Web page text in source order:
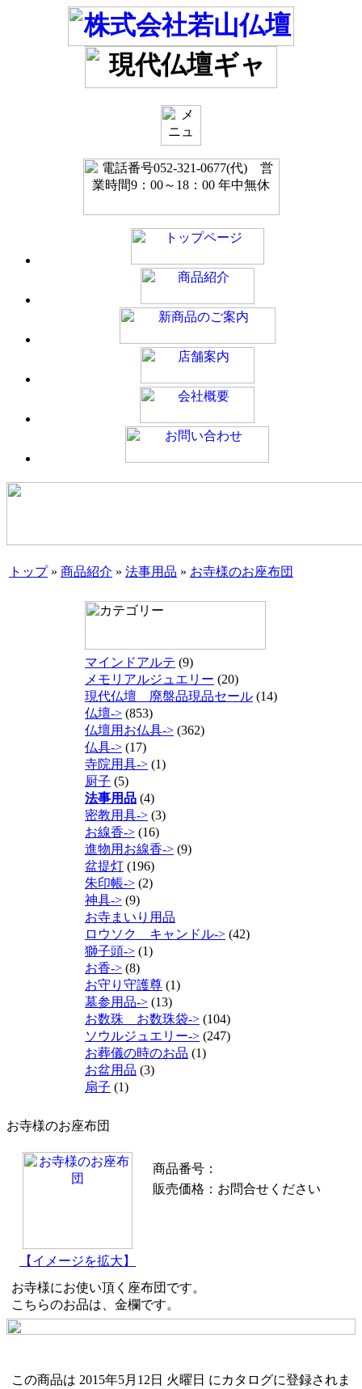
トップ» 商品紹介 » 法事用品 » お寺様のお座布団
マインドアルテ (9)
メモリアルジュエリー (20)
現代仏壇 廃盤品現品セール (14)
仏壇-> (853)
仏壇用お仏具-> (362)
仏具-> (17)
寺院用具-> (1)
厨子 (5)
法事用品 (4)
密教用具-> (3)
お線香-> (16)
進物用お線香-> (9)
盆提灯 (196)
朱印帳-> (2)
神具-> (9)
お寺まいり用品
ロウソク キャンドル-> (42)
獅子頭-> (1)
お香-> (8)
お守り守護尊 (1)
墓参用品-> (13)
お数珠 お数珠袋-> (104)
ソウルジュエリー-> (247)
お葬儀の時のお品 (1)
お盆用品 (3)
扇子 (1)
お寺様のお座布団
【イメージを拡大】
商品番号：
販売価格： お問合せください
お寺様にお使い頂く座布団です。
こちらのお品は、金欄です。
この商品は 2015年5月12日 火曜日 にカタログに登録されま